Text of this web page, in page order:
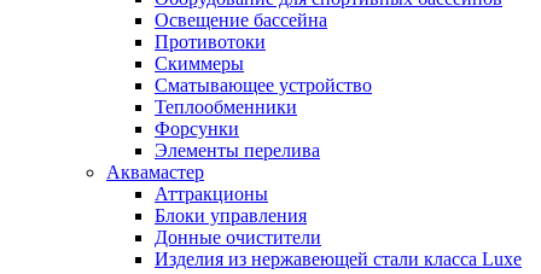
Освещение бассейна
Противотоки
Скиммеры
Сматывающее устройство
Теплообменники
Форсунки
Элементы перелива
Аквамастер
Аттракционы
Блоки управления
Донные очистители
Изделия из нержавеющей стали класса Luxe